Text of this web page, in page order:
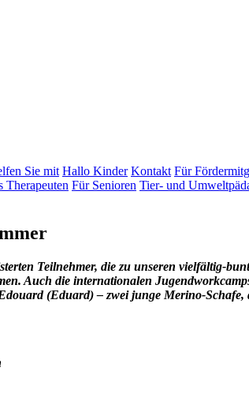
Sie mit Hallo Kinder Kontakt Für
Therapeuten Für Senioren Tier- und
Teilnehmer, die zu unseren vielfältig-
Auch die internationalen
(Eduard) – zwei junge Merino-